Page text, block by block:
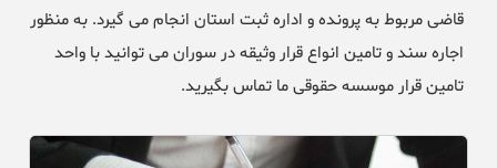
قاضی مربوط به پرونده و اداره ثبت استان انجام می گیرد. به منظور
اجاره سند و تامین انواع قرار وثیقه در سوران می توانید با واحد
تامین قرار موسسه حقوقی ما تماس بگیرید.